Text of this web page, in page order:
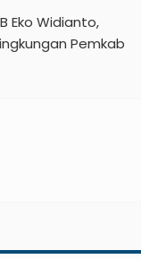
Eko Widianto,
Pemkab